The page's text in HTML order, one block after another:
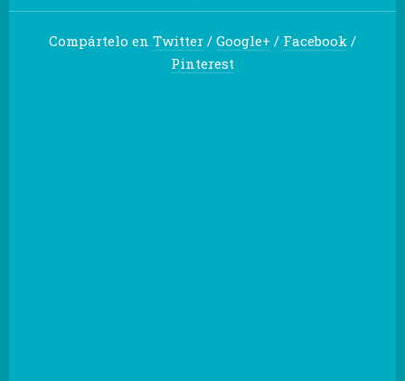
Compártelo en Twitter / Google+ / Facebook /
Pinterest